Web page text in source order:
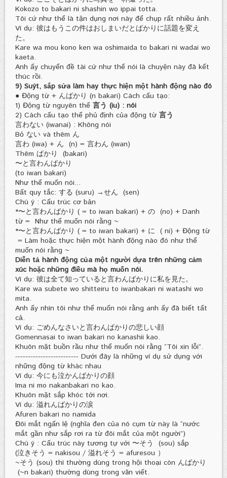
Kokozo to bakari ni shashin wo ippai totta.
Tôi cứ như thể là tận dụng nơi này để chụp rất nhiều ảnh.
Ví dụ: 彼はもうこの件はおしまいだとばかりに話題を変え
た。
Kare wa mou kono ken wa oshimaida to bakari ni wadai wo
kaeta.
Anh ấy chuyển đề tài cứ như thể nói là chuyện này đã kết
thúc rồi.
9) Suýt, sắp sửa làm hay thực hiện một hành động nào đó
● Động từ + んばかり (n bakari) Cách cấu tạo:
1) Động từ nguyên thể 言う (iu) : nói
2) Cách cấu tạo thể phủ định của động từ 言う
言わない (iwanai) : Không nói
Bỏ ない và thêm ん
言わ (iwa) + ん (n) = 言わん (iwan)
Thêm ばかり (bakari)
〜と言わんばかり
(to iwan bakari)
Như thể muốn nói...
Bất quy tắc: する (suru) →せん (sen)
Chú ý : Cấu trúc cơ bản
*〜と言わんばかり ( = to iwan bakari) + の (no) + Danh
từ = Như thể muốn nói rằng ~
*〜と言わんばかり ( = to iwan bakari) + に ( ni) + Động từ
= Làm hoặc thực hiện một hành động nào đó như thể
muốn nói rằng ~
Diễn tả hành động của một người dựa trên những cảm
xúc hoặc những điều mà họ muốn nói.
Ví dụ: 彼は全て知っていると言わんばかりに私を見た。
Kare wa subete wo shitteiru to iwanbakari ni watashi wo
mita.
Anh ấy nhìn tôi như thể muốn nói rằng anh ấy đã biết tất
cả.
Ví dụ: ごめんなさいと言わんばかりの悲しい顔
Gomennasai to iwan bakari no kanashii kao.
Khuôn mặt buồn rầu như thể muốn nói rằng “Tôi xin lỗi”.
------------------------- Dưới đây là những ví dụ sử dụng với
những động từ khác nhau
Ví dụ: 今にも泣かんばかりの顔
Ima ni mo nakanbakari no kao.
Khuôn mặt sắp khóc tới nơi.
Ví dụ: 溢れんばかりの涙
Afuren bakari no namida
Đôi mắt ngấn lệ (nghĩa đen của nó cụm từ này là “nước
mắt gần như sắp rơi ra từ đôi mắt của một người”)
Chú ý : Cấu trúc này tương tự với 〜そう (sou) sắp
(泣きそう = nakisou / 溢れそう = afuresou ）
~そう (sou) thì thường dùng trong hội thoại còn んばかり
(~n bakari) thường dùng trong văn viết.